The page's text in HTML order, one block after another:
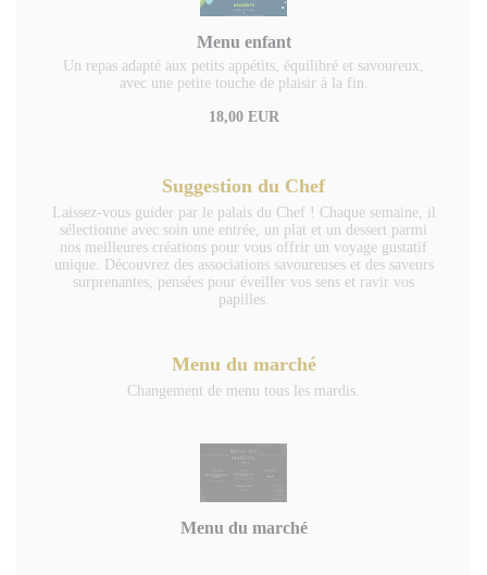
Menu enfant
Un repas adapté aux petits appétits, équilibré et savoureux,
avec une petite touche de plaisir à la fin.
18,00 EUR
Suggestion du Chef
Laissez-vous guider par le palais du Chef ! Chaque semaine, il
sélectionne avec soin une entrée, un plat et un dessert parmi
nos meilleures créations pour vous offrir un voyage gustatif
unique. Découvrez des associations savoureuses et des saveurs
surprenantes, pensées pour éveiller vos sens et ravir vos
papilles.
Menu du marché
Changement de menu tous les mardis.
Menu du marché